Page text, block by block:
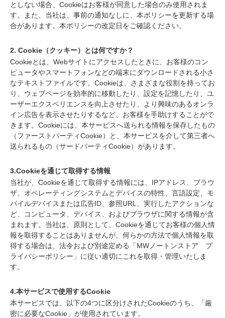
としない場合、Cookieはお客様が同意した場合のみ使用されま
す。また、当社は、事前の通知なしに、本ポリシーを更新する場
合があります。本ポリシーの改定日をご確認ください。
2. Cookie（クッキー）とは何ですか？
Cookieとは、Webサイトにアクセスしたときに、お客様のコン
ピュータやスマートフォンなどの端末にダウンロードされる小さ
なテキストファイルです。Cookieは、さまざまな役割を持ってお
り、ウェブページを効率的に移動したり、設定を記憶したり、ユ
ーザーエクスペリエンスを向上させたり、より興味のあるオンラ
イン広告を表示させたりするなど、お客様を手助けすることがで
きます。Cookieには、本サービスへ送られる情報を保存したもの
（ファーストパーティCookie）と、本サービスを介して第三者へ
送られるもの（サードパーティCookie）があります。
3.Cookieを通じて取得する情報
当社が、Cookieを通じて取得する情報には、IPアドレス、ブラウ
ザ、オペレーティングシステムとデバイスの特性、言語設定、モ
バイルデバイスまたは広告ID、参照URL、実行したアクションな
ど、コンピュータ、デバイス、およびブラウザに関する情報が含
まれます。当社は、原則として、Cookieを通じてお客様の個人情
報を取得することはありませんが、何らかの方法で個人情報を取
得する場合は、法令および別途定める「MWノートンストア プ
ライバシーポリシー」に従い適切にこれを取得・管理いたしま
す。
4.本サービスで使用するCookie
本サービスでは、以下の4つに区分けされたCookieのうち、「厳
密に必要なCookie」が使用されています。